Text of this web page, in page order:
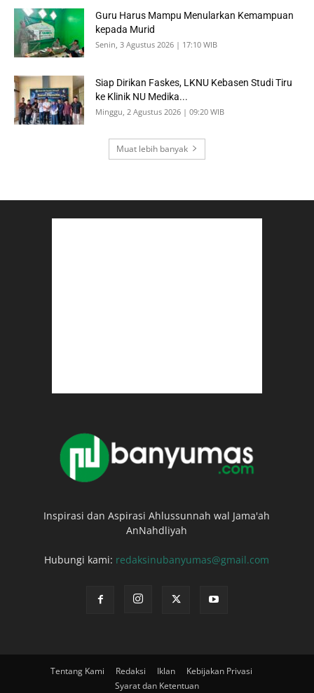
Guru Harus Mampu Menularkan Kemampuan
kepada Murid
Senin, 3 Agustus 2026 | 17:10 WIB
Siap Dirikan Faskes, LKNU Kebasen Studi Tiru
ke Klinik NU Medika...
Minggu, 2 Agustus 2026 | 09:20 WIB
Muat lebih banyak
Inspirasi dan Aspirasi Ahlussunnah wal Jama'ah
AnNahdliyah
Hubungi kami: redaksinubanyumas@gmail.com
Tentang Kami Redaksi Iklan
Kebijakan Privasi
Syarat dan Ketentuan